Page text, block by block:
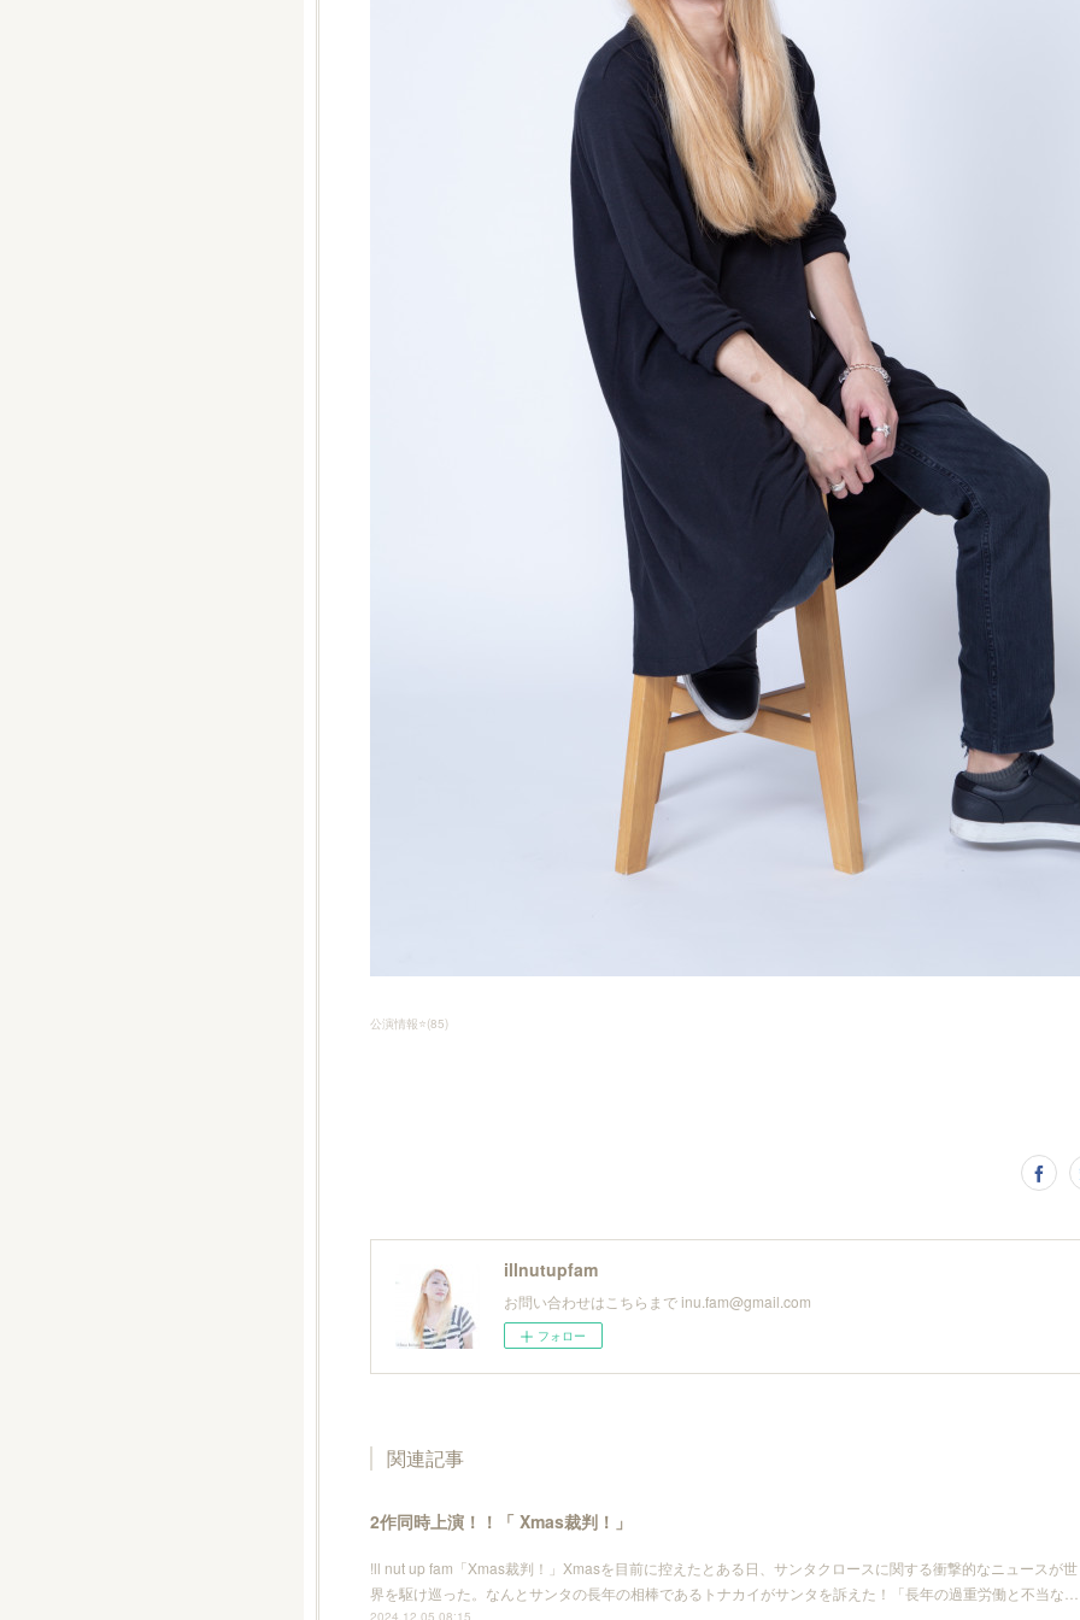
公演情報⭐️(85)
illnutupfam
お問い合わせはこちらまで inu.fam@gmail.com
フォロー
関連記事
2作同時上演！！「 Xmas裁判！」
!ll nut up fam「Xmas裁判！」Xmasを目前に控えたとある日、サンタクロースに関する衝撃的なニュースが世
界を駆け巡った。なんとサンタの長年の相棒であるトナカイがサンタを訴えた！「長年の過重労働と不当な…
2024.12.05 08:15